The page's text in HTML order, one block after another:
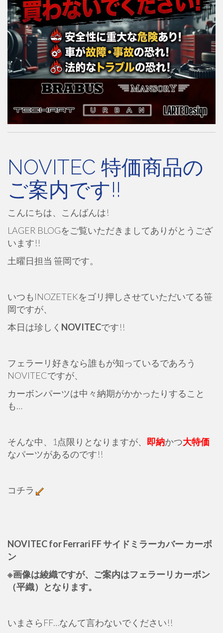
NOVITEC 特価商品の
ご案内です!!
こんにちは、こんばんは!
LAGER BLOGをご覧いただきましてありがとうござ
います!!
土曜日担当 笹岡です。
いつもINOZETEKをゴリ押しさせていただいてる笹
岡ですが、
本日は珍しく NOVITECです!!
フェラーリ好きなら誰もが知っているであろう
NOVITECですが、
カーボンパーツは中々納期がかかったりすること
も…
そんな中、1点限りとなりますが、 即納かつ大特価
なパーツがあるのです!!
コチラ
NOVITEC for Ferrari FF サイドミラーカバー カーボ
ン
※画像は綾織ですが、ご案内はフェラーリカーボン
（平織）となります。
いまさらFF…なんて言わないでください!!